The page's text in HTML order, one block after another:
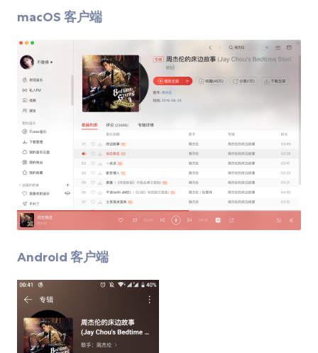
macOS 客户端
Android 客户端